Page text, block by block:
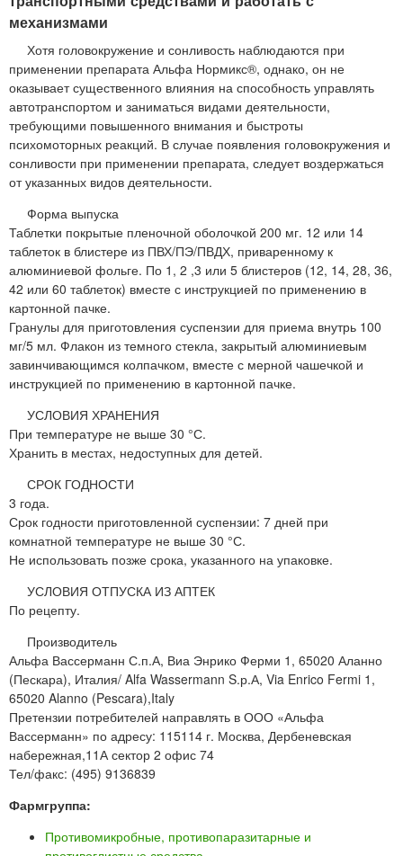
механизмами
Хотя головокружение и сонливость наблюдаются при
применении препарата Альфа Нормикс®, однако, он не
оказывает существенного влияния на способность управлять
автотранспортом и заниматься видами деятельности,
требующими повышенного внимания и быстроты
психомоторных реакций. В случае появления головокружения и
сонливости при применении препарата, следует воздержаться
от указанных видов деятельности.
Форма выпуска
Таблетки покрытые пленочной оболочкой 200 мг. 12 или 14
таблеток в блистере из ПВХ/ПЭ/ПВДХ, приваренному к
алюминиевой фольге. По 1, 2 ,3 или 5 блистеров (12, 14, 28, 36,
42 или 60 таблеток) вместе с инструкцией по применению в
картонной пачке.
Гранулы для приготовления суспензии для приема внутрь 100
мг/5 мл. Флакон из темного стекла, закрытый алюминиевым
завинчивающимся колпачком, вместе с мерной чашечкой и
инструкцией по применению в картонной пачке.
УСЛОВИЯ ХРАНЕНИЯ
При температуре не выше 30 °С.
Хранить в местах, недоступных для детей.
СРОК ГОДНОСТИ
3 года.
Срок годности приготовленной суспензии: 7 дней при
комнатной температуре не выше 30 °С.
Не использовать позже срока, указанного на упаковке.
УСЛОВИЯ ОТПУСКА ИЗ АПТЕК
По рецепту.
Производитель
Альфа Вассерманн С.п.А, Виа Энрико Ферми 1, 65020 Аланно
(Пескара), Италия/ Alfa Wassermann S.р.А, Via Enrico Fermi 1,
65020 Alanno (Pescara),Italy
Претензии потребителей направлять в ООО «Альфа
Вассерманн» по адресу: 115114 г. Москва, Дербеневская
набережная,11А сектор 2 офис 74
Тел/факс: (495) 9136839
Фармгруппа:
Противомикробные, противопаразитарные и